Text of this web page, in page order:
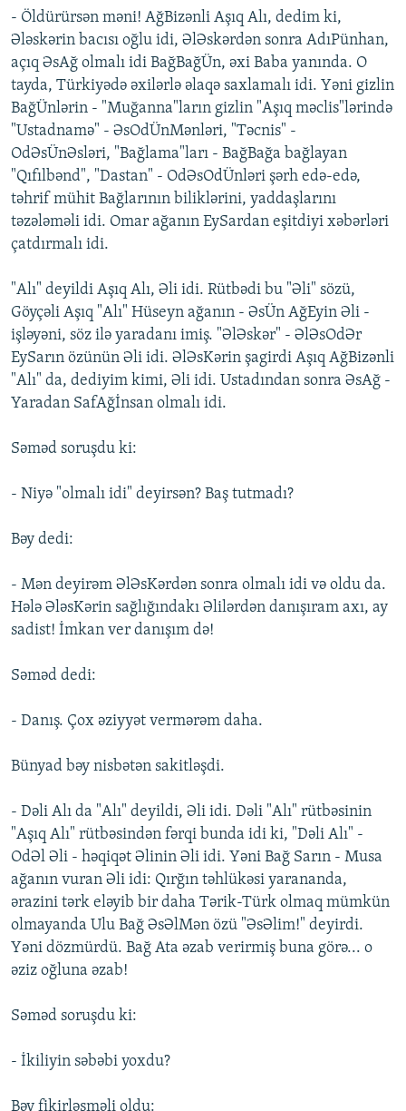
- Öldürürsən məni! AğBizənli Aşıq Alı, dedim ki,
Ələskərin bacısı oğlu idi, ƏlƏskərdən sonra AdıPünhan,
açıq ƏsAğ olmalı idi BağBağÜn, əxi Baba yanında. O
tayda, Türkiyədə əxilərlə əlaqə saxlamalı idi. Yəni gizlin
BağÜnlərin - "Muğanna"ların gizlin "Aşıq məclis"lərində
"Ustadnamə" - ƏsOdÜnMənləri, "Təcnis" -
OdƏsÜnƏsləri, "Bağlama"ları - BağBağa bağlayan
"Qıfılbənd", "Dastan" - OdƏsOdÜnləri şərh edə-edə,
təhrif mühit Bağlarının biliklərini, yaddaşlarını
təzələməli idi. Omar ağanın EySardan eşitdiyi xəbərləri
çatdırmalı idi.
"Alı" deyildi Aşıq Alı, Əli idi. Rütbədi bu "Əli" sözü,
Göyçəli Aşıq "Alı" Hüseyn ağanın - ƏsÜn AğEyin Əli -
işləyəni, söz ilə yaradanı imiş. "ƏlƏskər" - ƏlƏsOdƏr
EySarın özünün Əli idi. ƏlƏsKərin şagirdi Aşıq AğBizənli
"Alı" da, dediyim kimi, Əli idi. Ustadından sonra ƏsAğ -
Yaradan SafAğİnsan olmalı idi.
Səməd soruşdu ki:
- Niyə "olmalı idi" deyirsən? Baş tutmadı?
Bəy dedi:
- Mən deyirəm ƏlƏsKərdən sonra olmalı idi və oldu da.
Hələ ƏləsKərin sağlığındakı Əlilərdən danışıram axı, ay
sadist! İmkan ver danışım də!
Səməd dedi:
- Danış. Çox əziyyət vermərəm daha.
Bünyad bəy nisbətən sakitləşdi.
- Dəli Alı da "Alı" deyildi, Əli idi. Dəli "Alı" rütbəsinin
"Aşıq Alı" rütbəsindən fərqi bunda idi ki, "Dəli Alı" -
OdƏl Əli - həqiqət Əlinin Əli idi. Yəni Bağ Sarın - Musa
ağanın vuran Əli idi: Qırğın təhlükəsi yarananda,
ərazini tərk eləyib bir daha Tərik-Türk olmaq mümkün
olmayanda Ulu Bağ ƏsƏlMən özü "ƏsƏlim!" deyirdi.
Yəni dözmürdü. Bağ Ata əzab verirmiş buna görə... o
əziz oğluna əzab!
Səməd soruşdu ki:
- İkiliyin səbəbi yoxdu?
Bəy fikirləşməli oldu: